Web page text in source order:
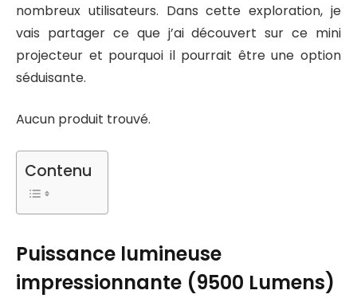
nombreux utilisateurs. Dans cette exploration, je
vais partager ce que j’ai découvert sur ce mini
projecteur et pourquoi il pourrait être une option
séduisante.
Aucun produit trouvé.
Contenu
Puissance lumineuse
impressionnante (9500 Lumens)